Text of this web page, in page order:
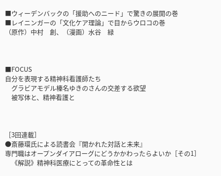
■ウィーデンバックの「援助へのニード」で驚きの展開の巻
■レイニンガーの「文化ケア理論」で目からウロコの巻
（原作）中村 創、（漫画）水谷 緑
■FOCUS
自分を表現する精神科看護師たち
グラビアモデル榛名ゆきのさんの交差する欲望
被写体と、精神看護と
［3回連載］
●斎藤環氏による読書会『開かれた対話と未来』
専門職はオープンダイアローグにどうかかわったらよいか［その1］
《解説》精神科医療にとっての革命性とは